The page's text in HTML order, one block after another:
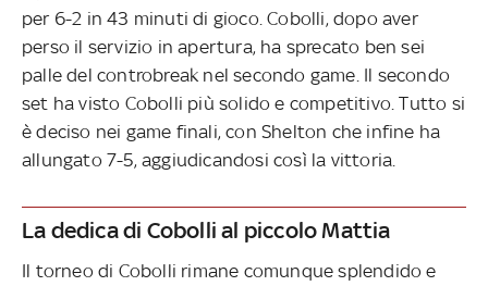
per 6-2 in 43 minuti di gioco. Cobolli, dopo aver
perso il servizio in apertura, ha sprecato ben sei
palle del controbreak nel secondo game. Il secondo
set ha visto Cobolli più solido e competitivo. Tutto si
è deciso nei game finali, con Shelton che infine ha
allungato 7-5, aggiudicandosi così la vittoria.
La dedica di Cobolli al piccolo Mattia
Il torneo di Cobolli rimane comunque splendido e